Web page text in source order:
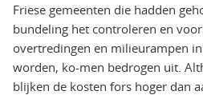
Friese gemeenten die hadden
bundeling het controleren en
overtredingen en milieurampen
worden, ko-men bedrogen uit.
blijken de kosten fors hoger dan